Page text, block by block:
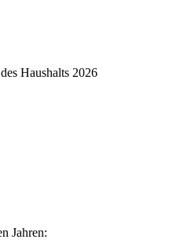
Haushalts 2026
Jahren: